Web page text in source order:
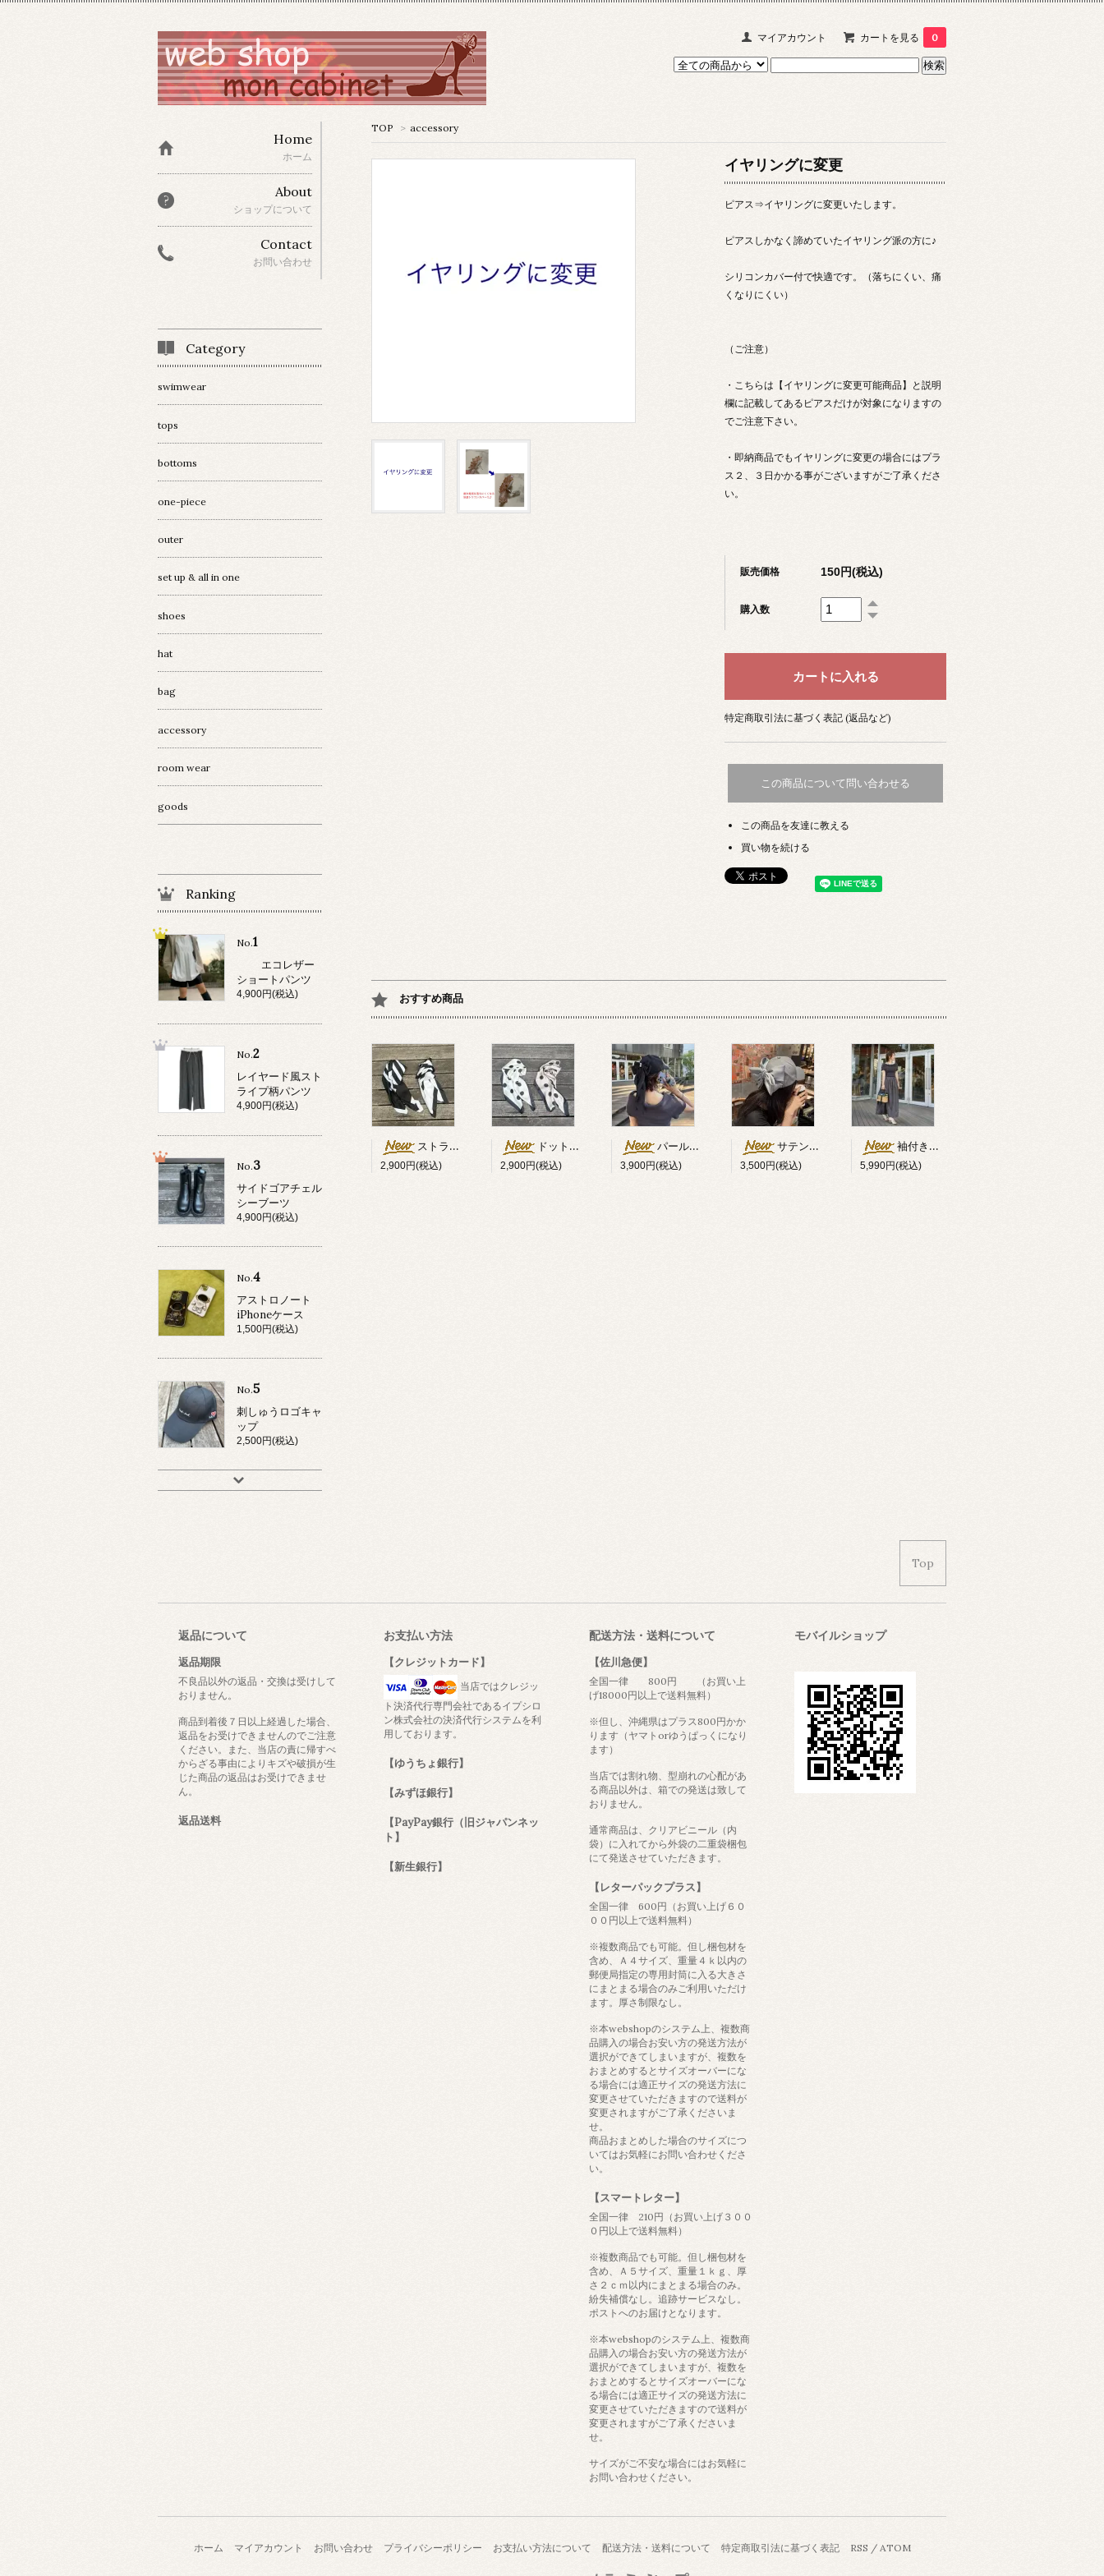
マイアカウント カートを見る 0
TOP > accessory
イヤリングに変更
ピアス⇒イヤリングに変更いたします。
ピアスしかなく諦めていたイヤリング派の方に♪
シリコンカバー付で快適です。（落ちにくい、痛
くなりにくい）
（ご注意）
・こちらは【イヤリングに変更可能商品】と説明
欄に記載してあるピアスだけが対象になりますの
でご注意下さい。
・即納商品でもイヤリングに変更の場合にはプラ
ス２、３日かかる事がございますがご了承くださ
い。
販売価格 150円(税込)
購入数
特定商取引法に基づく表記 (返品など)
この商品について問い合わせる
この商品を友達に教える
買い物を続ける
おすすめ商品
ストライプ柄スカーフ
2,900円(税込)
ドット柄スカーフ
2,900円(税込)
パール×リボン付キャップ
3,900円(税込)
サテンダブルリボン付キャップ
3,500円(税込)
袖付きオフショルダー異素材切替ワンピース
5,990円(税込)
Home
ホーム
About
ショップについて
Contact
お問い合わせ
Category
swimwear
tops
bottoms
one-piece
outer
set up & all in one
shoes
hat
bag
accessory
room wear
goods
Ranking
No.1
エコレザー
ショートパンツ
4,900円(税込)
No.2
レイヤード風スト
ライプ柄パンツ
4,900円(税込)
No.3
サイドゴアチェル
シーブーツ
4,900円(税込)
No.4
アストロノート
iPhoneケース
1,500円(税込)
No.5
刺しゅうロゴキャ
ップ
2,500円(税込)
Top
返品について
返品期限
不良品以外の返品・交換は受けして
おりません。
商品到着後７日以上経過した場合、
返品をお受けできませんのでご注意
ください。また、当店の責に帰すべ
からざる事由によりキズや破損が生
じた商品の返品はお受けできませ
ん。
返品送料
お支払い方法
【クレジットカード】
当店ではクレジッ
ト決済代行専門会社であるイプシロ
ン株式会社の決済代行システムを利
用しております。
【ゆうちょ銀行】
【みずほ銀行】
【PayPay銀行（旧ジャパンネッ
ト】
【新生銀行】
配送方法・送料について
【佐川急便】
全国一律 800円 （お買い上
げ18000円以上で送料無料）
※但し、沖縄県はプラス800円かか
ります（ヤマトorゆうぱっくになり
ます）
当店では割れ物、型崩れの心配があ
る商品以外は、箱での発送は致して
おりません。
通常商品は、クリアビニール（内
袋）に入れてから外袋の二重袋梱包
にて発送させていただきます。
【レターパックプラス】
全国一律 600円（お買い上げ６０
００円以上で送料無料）
※複数商品でも可能。但し梱包材を
含め、Ａ４サイズ、重量４ｋ以内の
郵便局指定の専用封筒に入る大きさ
にまとまる場合のみご利用いただけ
ます。厚さ制限なし。
※本webshopのシステム上、複数商
品購入の場合お安い方の発送方法が
選択ができてしまいますが、複数を
おまとめするとサイズオーバーにな
る場合には適正サイズの発送方法に
変更させていただきますので送料が
変更されますがご了承くださいま
せ。
商品おまとめした場合のサイズにつ
いてはお気軽にお問い合わせくださ
い。
【スマートレター】
全国一律 210円（お買い上げ３００
０円以上で送料無料）
※複数商品でも可能。但し梱包材を
含め、Ａ５サイズ、重量１ｋｇ、厚
さ２ｃｍ以内にまとまる場合のみ。
紛失補償なし。追跡サービスなし。
ポストへのお届けとなります。
※本webshopのシステム上、複数商
品購入の場合お安い方の発送方法が
選択ができてしまいますが、複数を
おまとめするとサイズオーバーにな
る場合には適正サイズの発送方法に
変更させていただきますので送料が
変更されますがご了承くださいま
せ。
サイズがご不安な場合にはお気軽に
お問い合わせください。
モバイルショップ
ホーム マイアカウント お問い合わせ プライバシーポリシー お支払い方法について 配送方法・送料について 特定商取引法に基づく表記 RSS / ATOM